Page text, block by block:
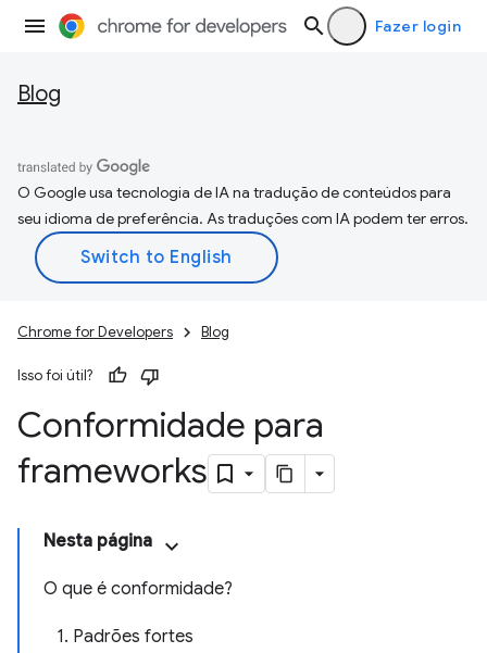
Fazer login
Blog
O Google usa tecnologia de IA na tradução de conteúdos para
seu idioma de preferência. As traduções com IA podem ter erros.
Chrome for Developers Blog
Isso foi útil?
Conformidade para
frameworks
Nesta página
O que é conformidade?
1. Padrões fortes